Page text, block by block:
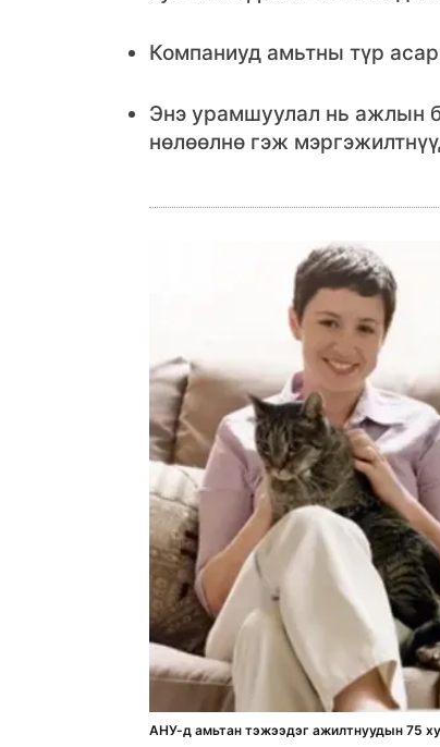
Компаниуд амьтны түр
Энэ урамшуулал нь ажлын
нөлөөлнө гэж
АНУ-д амьтан тэжээдэг ажилтнуудын 75